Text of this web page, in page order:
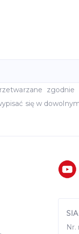
zgodnie
się w
Nr.